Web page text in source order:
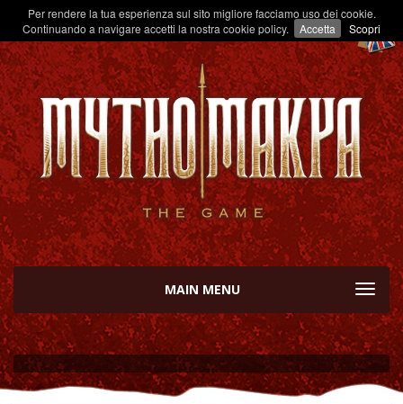
Per rendere la tua esperienza sul sito migliore facciamo uso dei cookie.
Continuando a navigare accetti la nostra cookie policy.
Accetta Scopri
MAIN MENU